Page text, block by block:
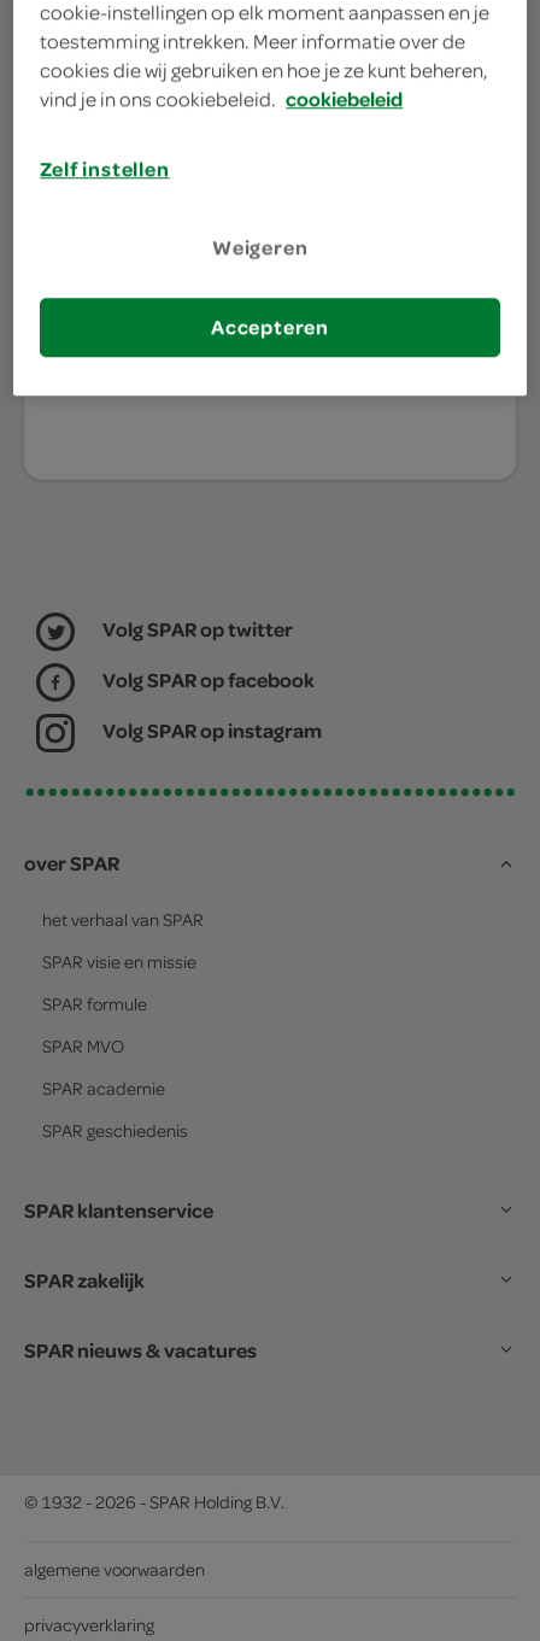
waar doe jij je
winkel, daarom willen we graag weten waar jij je
boodschappen doet.
Volg SPAR op twitter
Volg SPAR op facebook
Volg SPAR op instagram
over SPAR
het verhaal van SPAR
SPAR visie en missie
SPAR formule
SPAR MVO
SPAR academie
SPAR geschiedenis
SPAR klantenservice
SPAR zakelijk
SPAR nieuws & vacatures
© 1932 - 2026 - SPAR Holding B.V.
algemene voorwaarden
privacyverklaring
cookie-instellingen op elk moment aanpassen en je
toestemming intrekken. Meer informatie over de
cookies die wij gebruiken en hoe je ze kunt beheren,
vind je in ons cookiebeleid. cookiebeleid
Zelf instellen
Weigeren
Accepteren